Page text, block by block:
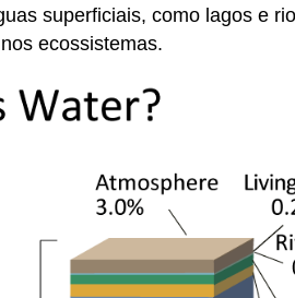
superficiais, como lagos e
ecossistemas.